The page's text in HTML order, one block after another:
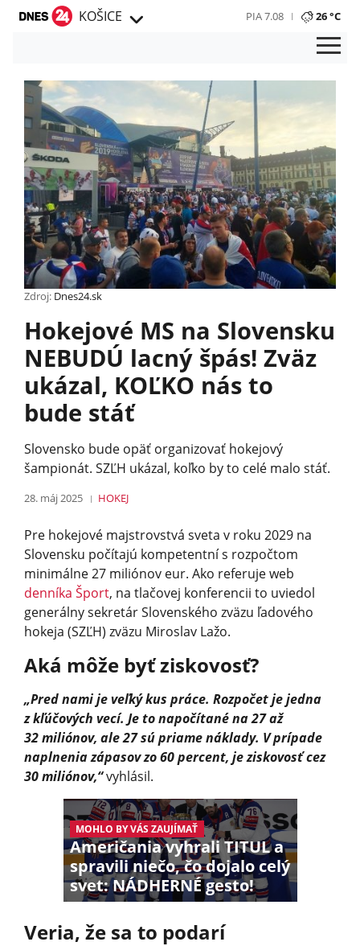
KOŠICE PIA 7.08 26 °C
Zdroj: Dnes24.sk
Hokejové MS na Slovensku
NEBUDÚ lacný špás! Zväz
ukázal, KOĽKO nás to
bude stáť
Slovensko bude opäť organizovať hokejový
šampionát. SZĽH ukázal, koľko by to celé malo stáť.
28. máj 2025 HOKEJ
Pre hokejové majstrovstvá sveta v roku 2029 na
Slovensku počítajú kompetentní s rozpočtom
minimálne 27 miliónov eur. Ako referuje web
denníka Šport, na tlačovej konferencii to uviedol
generálny sekretár Slovenského zväzu ľadového
hokeja (SZĽH) zväzu Miroslav Lažo.
Aká môže byť ziskovosť?
„Pred nami je veľký kus práce. Rozpočet je jedna
z kľúčových vecí. Je to napočítané na 27 až
32 miliónov, ale 27 sú priame náklady. V prípade
naplnenia zápasov zo 60 percent, je ziskovosť cez
30 miliónov,“vyhlásil.
MOHLO BY VÁS ZAUJÍMAŤ
Američania vyhrali TITUL a
spravili niečo, čo dojalo celý
svet: NÁDHERNÉ gesto!
Veria, že sa to podarí